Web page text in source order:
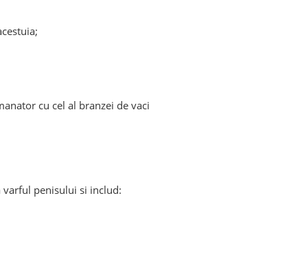
cu cel al branzei de vaci
penisului si includ: